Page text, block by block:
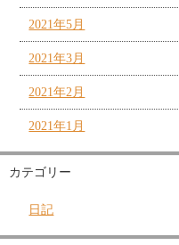
2021年5月
2021年3月
2021年2月
2021年1月
カテゴリー
日記